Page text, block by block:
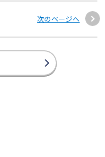
次のページへ